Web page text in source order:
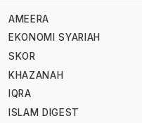
AMEERA
EKONOMI SYARIAH
SKOR
KHAZANAH
IQRA
ISLAM DIGEST